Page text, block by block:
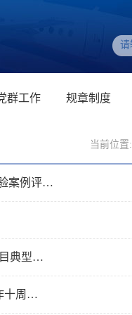
群工作 规章制度
当前位置:
案例评…
典型…
十周…